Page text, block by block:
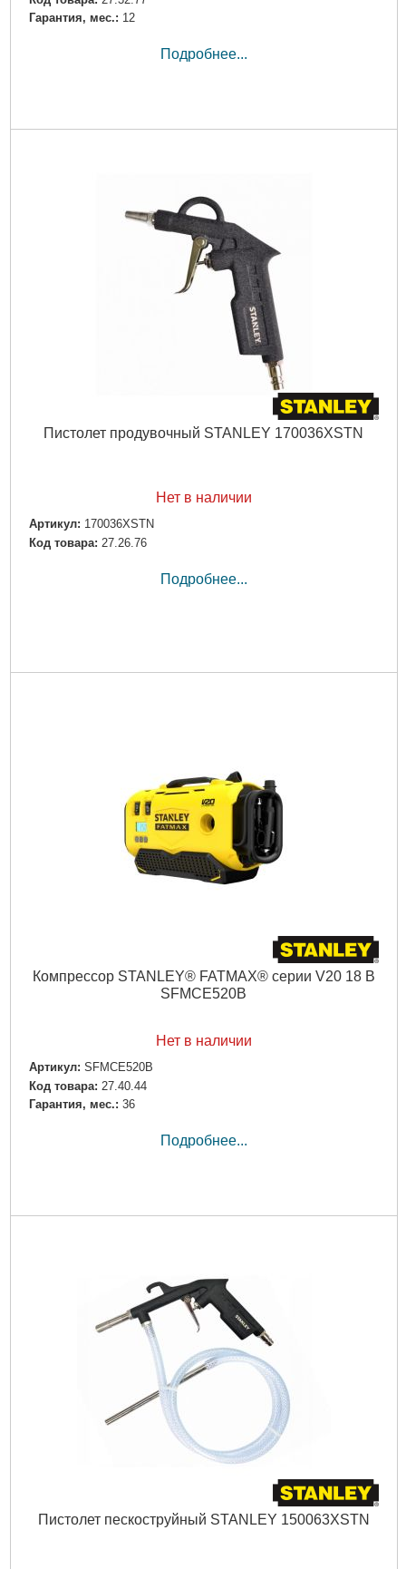
Гарантия, мес.: 12
Подробнее...
Пистолет продувочный STANLEY 170036XSTN
Нет в наличии
Артикул: 170036XSTN
Код товара: 27.26.76
Подробнее...
Компрессор STANLEY® FATMAX® серии V20 18 В
SFMCE520B
Нет в наличии
Артикул: SFMCE520B
Код товара: 27.40.44
Гарантия, мес.: 36
Подробнее...
Пистолет пескоструйный STANLEY 150063XSTN